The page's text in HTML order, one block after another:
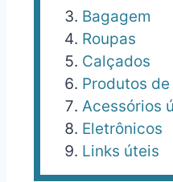
Bagagem
Roupas
Calçados
Produtos
Acessórios
Eletrônicos
Links úteis